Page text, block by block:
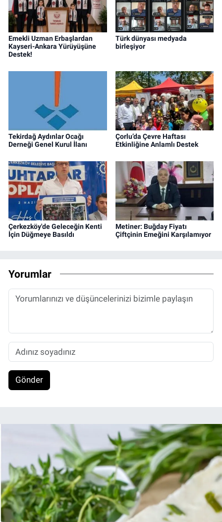
Emekli Uzman Erbaşlardan
Kayseri-Ankara Yürüyüşüne
Destek!
Türk dünyası medyada
birleşiyor
Tekirdağ Aydınlar Ocağı
Derneği Genel Kurul İlanı
Çorlu’da Çevre Haftası
Etkinliğine Anlamlı Destek
Çerkezköy'de Geleceğin Kenti
İçin Düğmeye Basıldı
Metiner: Buğday Fiyatı
Çiftçinin Emeğini Karşılamıyor
Yorumlar
Gönder